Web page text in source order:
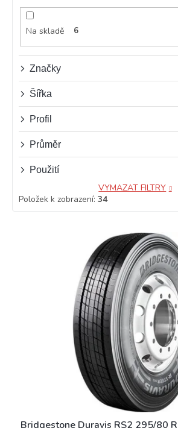
Na skladě 6
Značky
Šířka
Profil
Průměr
Použití
VYMAZAT FILTRY
Položek k zobrazení: 34
Bridgestone Duravis RS2 295/80